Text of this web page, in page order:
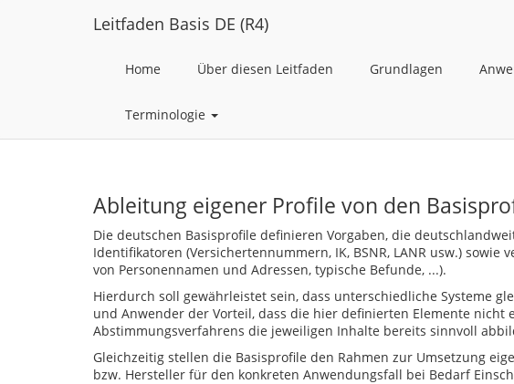
Leitfaden Basis DE (R4)
Home Über diesen Leitfaden Grundlagen
Terminologie
Ableitung eigener Profile von den
Die deutschen Basisprofile definieren Vorgaben, die
Identifikatoren (Versichertennummern, IK, BSNR, LANR usw.) sowie
von Personennamen und Adressen, typische Befunde, ...).
Hierdurch soll gewährleistet sein, dass unterschiedliche Systeme
und Anwender der Vorteil, dass die hier definierten Elemente
Abstimmungsverfahrens die jeweiligen Inhalte bereits sinnvoll
Gleichzeitig stellen die Basisprofile den Rahmen zur Umsetzung
bzw. Hersteller für den konkreten Anwendungsfall bei Bedarf